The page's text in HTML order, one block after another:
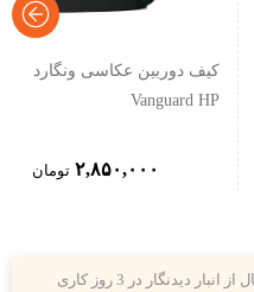
کیف دوربین عکاسی ونگارد
Vanguard HP
۲,۸۵۰,۰۰۰ تومان
از انبار دیدنگار در 3 روز کاری